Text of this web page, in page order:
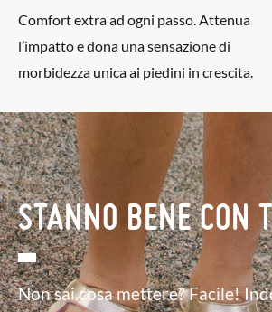
Comfort extra ad ogni passo. Attenua
l’impatto e dona una sensazione di
morbidezza unica ai piedini in crescita.
STANNO BENE CON
Non sai cosa mettere? Facile!